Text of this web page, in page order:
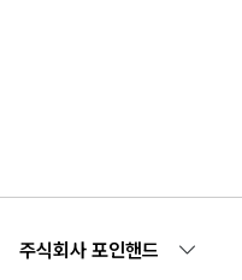
주식회사 포인핸드